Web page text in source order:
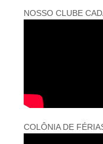
NOSSO CLUBE
COLÔNIA DE